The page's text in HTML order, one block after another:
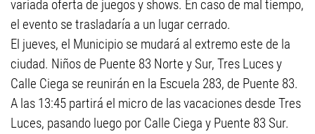
variada oferta de juegos y shows. En caso de mal tiempo,
el evento se trasladaría a un lugar cerrado.
El jueves, el Municipio se mudará al extremo este de la
ciudad. Niños de Puente 83 Norte y Sur, Tres Luces y
Calle Ciega se reunirán en la Escuela 283, de Puente 83.
A las 13:45 partirá el micro de las vacaciones desde Tres
Luces, pasando luego por Calle Ciega y Puente 83 Sur.